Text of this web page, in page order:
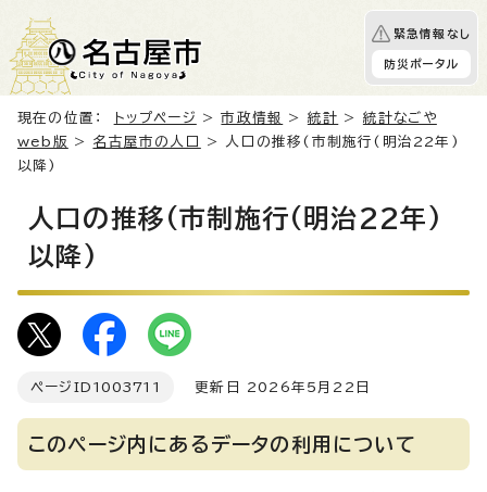
緊急情報なし
防災ポータル
現在の位置： トップページ >市政情報 > 統計 > 統計なごや
web版 > 名古屋市の人口
> 人口の推移(市制施行(明治22年)
以降)
人口の推移(市制施行(明治22年)
以降)
ページID 1003711 更新日 2026年5月22日
このページ内にあるデータの利用について